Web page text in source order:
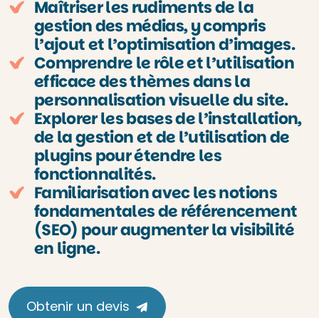
Maîtriser les rudiments de la
gestion des médias, y compris
l’ajout et l’optimisation d’images.
Comprendre le rôle et l’utilisation
efficace des thèmes dans la
personnalisation visuelle du site.
Explorer les bases de l’installation,
de la gestion et de l’utilisation de
plugins pour étendre les
fonctionnalités.
Familiarisation avec les notions
fondamentales de référencement
(SEO) pour augmenter la visibilité
en ligne.
Obtenir un devis